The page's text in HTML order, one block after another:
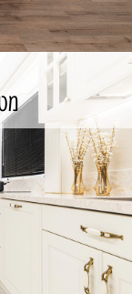
מטבח צבע